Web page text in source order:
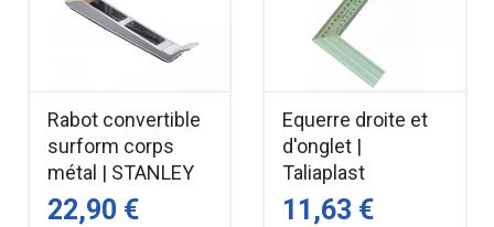
Rabot convertible
surform corps
métal | STANLEY
22,90 €
Equerre droite et
d'onglet |
Taliaplast
11,63 €